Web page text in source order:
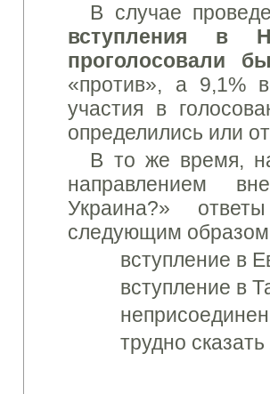
В случае
вступления в
проголосовали
«против», а 9,1%
участия в
определились или
В то же время,
направлением
Украина?»
следующим
вступление в
вступление в
трудно